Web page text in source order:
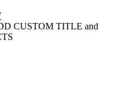
CUSTOM TITLE and